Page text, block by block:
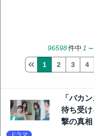
96598件中 1 ～
1 2 3 4
「バカ
待ち受
撃の真相
ドラマ